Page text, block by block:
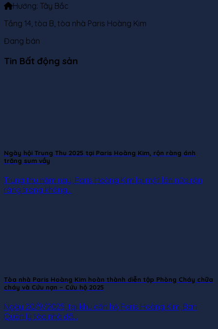
Hướng: Tây Bắc
Tầng 14, tòa B, tòa nhà Paris Hoàng Kim
Đang bán
Tin Bất động sản
Ngày hội Trung Thu 2025 tại Paris Hoàng Kim, rộn ràng ánh
trăng sum vầy
Trung thu năm nay, Paris Hoàng Kim lại một lần nữa rộn
ràng trong không...
Tòa nhà Paris Hoàng Kim hoàn thành diễn tập Phòng Cháy chữa
cháy và Cứu nạn – Cứu hộ 2025
Ngày 20/9/2025, tại khu căn hộ Paris Hoàng Kim, Ban
Quản lý tòa nhà đã...